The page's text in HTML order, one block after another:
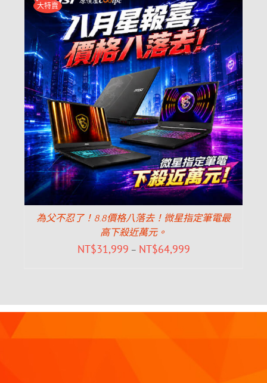
大特賣
為父不忍了！8.8價格八落去！微星指定筆電最
高下殺近萬元。
NT$31,999 – NT$64,999